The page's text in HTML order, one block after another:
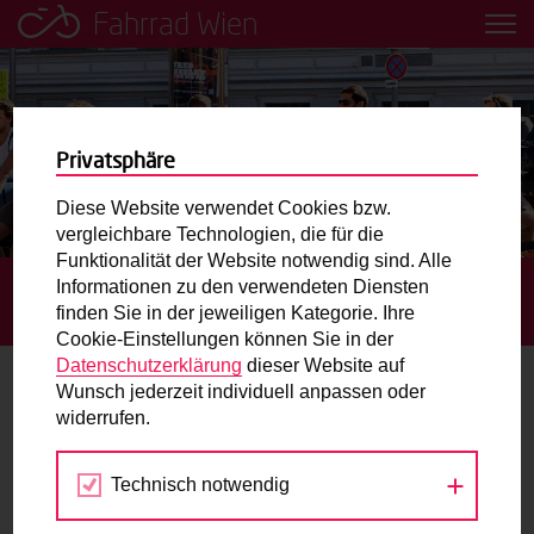
Fahrrad Wien
Leih dir einfach ein Transportfahrrad in deiner Nähe aus!
Mobilitätsbildung für Kinder und
Jugendliche
Radweg-Projektkarte
Routenplaner
Mit dem Fahrrad in Wien unterwegs? Hier finden Sie die
beste Route.
Wunschbox
Sie haben ein Anliegen zum Radverkehr? Schreiben Sie
STARTSEITE BLOG
“GOLDENE SPEICHE 2014“: PREIS
FÜR DIE BESTE RADMASSNAHME WIENS
“Goldene Speiche 2014“: Preis für die
beste Radmaßnahme Wiens
Privatsphäre
Diese Website verwendet Cookies bzw.
vergleichbare Technologien, die für die
Funktionalität der Website notwendig sind. Alle
Informationen zu den verwendeten Diensten
finden Sie in der jeweiligen Kategorie. Ihre
Cookie-Einstellungen können Sie in der
Datenschutzerklärung dieser Website auf
Wunsch jederzeit individuell anpassen oder
widerrufen.
Technisch notwendig